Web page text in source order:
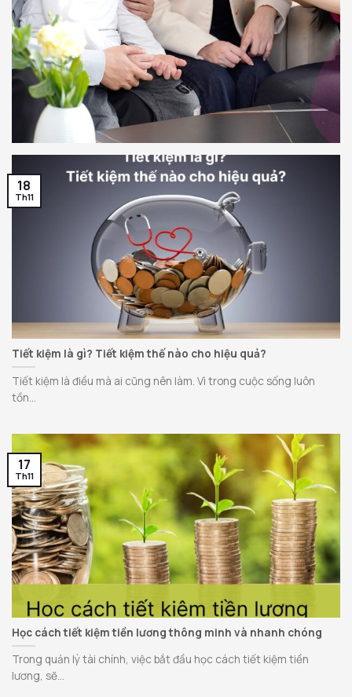
Tiết kiệm là gì? Tiết kiệm thế nào cho hiệu quả?
Tiết kiệm là điều mà ai cũng nên làm. Vì trong cuộc sống luôn
tồn...
18
Th11
Học cách tiết kiệm tiền lương thông minh và nhanh chóng
Trong quản lý tài chính, việc bắt đầu học cách tiết kiệm tiền
lương, sẽ...
17
Th11